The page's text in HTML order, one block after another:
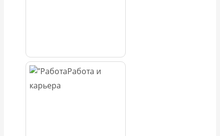
Работа и
карьера